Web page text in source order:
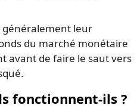
généralement leur
du marché monétaire
avant de faire le saut vers
fonctionnent-ils ?